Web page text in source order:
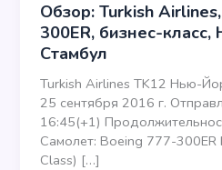
Обзор: Turkish
300ER, бизнес-
Стамбул
Turkish Airlines TK12 Нью-
25 сентября 2016 г.
16:45(+1)
Самолет: Boeing 777-300ER
Class) […]